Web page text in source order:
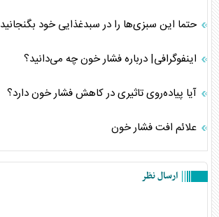
حتما این سبزی‌ها را در سبدغذایی خود بگنجانید
اینفوگرافی| درباره فشار خون چه می‌دانید؟
آیا پیاده‌روی تاثیری در کاهش فشار خون دارد؟
علائم افت فشار خون
ارسال نظر